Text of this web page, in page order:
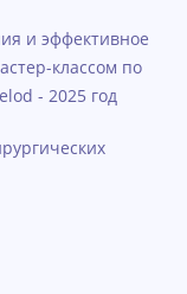
и эффективное
классом по
- 2025 год